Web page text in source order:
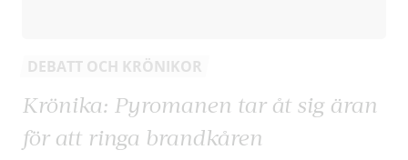
DEBATT OCH KRÖNIKOR
Krönika: Pyromanen tar åt sig äran
för att ringa brandkåren